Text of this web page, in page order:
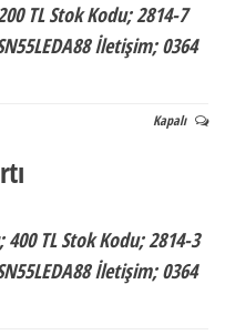
TL Stok Kodu; 2814-7
İletişim; 0364
Kapalı
400 TL Stok Kodu; 2814-3
İletişim; 0364